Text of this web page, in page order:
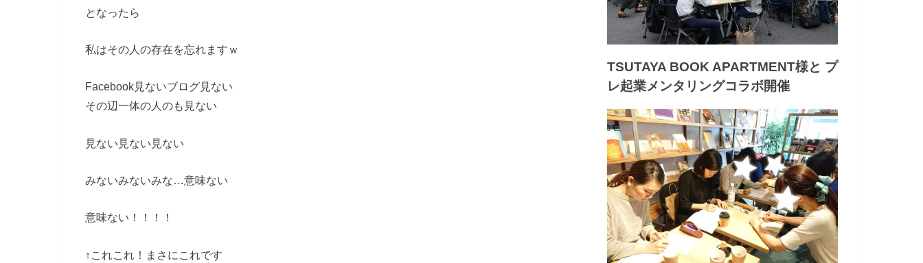
となったら
私はその人の存在を忘れますｗ
Facebook見ないブログ見ない
その辺一体の人のも見ない
見ない見ない見ない
みないみないみな…意味ない
意味ない！！！！
↑これこれ！まさにこれです
TSUTAYA BOOK APARTMENT様と プ
レ起業メンタリングコラボ開催